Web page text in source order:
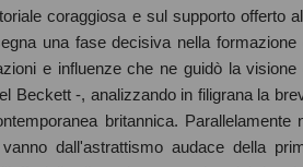
coraggiosa e sul supporto offerto
una fase decisiva nella formazione
e influenze che ne guidò la visione
Beckett -, analizzando in filigrana la
britannica. Parallelamente
dall'astrattismo audace della